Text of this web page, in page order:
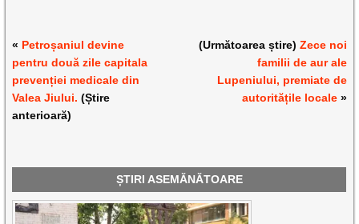
« Petroșaniul devine
pentru două zile capitala
prevenției medicale din
Valea Jiului. (Știre
anterioară)
(Următoarea știre) Zece noi
familii de aur ale
Lupeniului, premiate de
autoritățile locale»
ȘTIRI ASEMĂNĂTOARE